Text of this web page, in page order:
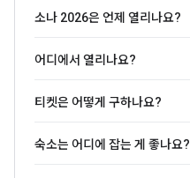
소나 2026은 언제 열리나요?
어디에서 열리나요?
티켓은 어떻게 구하나요?
숙소는 어디에 잡는 게 좋나요?